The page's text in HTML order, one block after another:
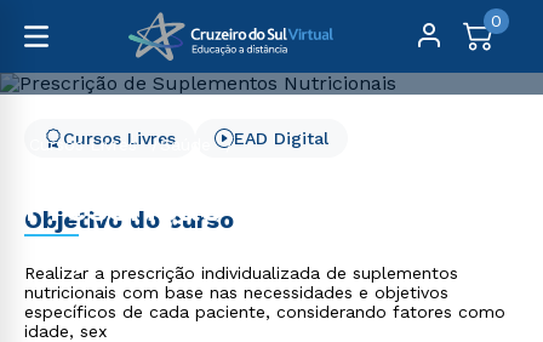
0
Cursos Livres
Saúde
Prescrição de
Suplementos Nutricionais
Cursos Livres EAD Digital
Objetivo do curso
Realizar a prescrição individualizada de suplementos
nutricionais com base nas necessidades e objetivos
específicos de cada paciente, considerando fatores como
idade, sex